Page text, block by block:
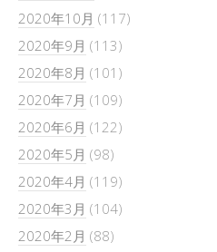
2020年10月 (117)
2020年9月 (113)
2020年8月 (101)
2020年7月 (109)
2020年6月 (122)
2020年5月 (98)
2020年4月 (119)
2020年3月 (104)
2020年2月 (88)